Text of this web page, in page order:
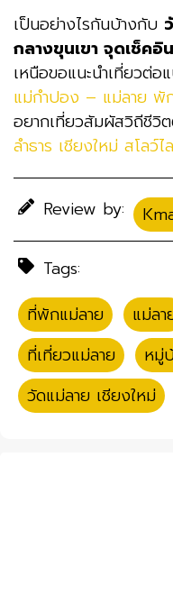
เป็นอย่างไรกันบ้างกับ
กลางขุนเขา จุดเช็ค
เหนือขอแนะนำเที่ยวต่
แม่กำปอง – แม่ลาย พั
อยากเที่ยวสัมผัสวิถีชี
ลำธาร เชียงใหม่ สโลว์
Review by:
Tags:
ที่พักแม่ลาย
แม่ลา
ที่เที่ยวแม่ลาย
หมู่
วัดแม่ลาย เชียงใหม่